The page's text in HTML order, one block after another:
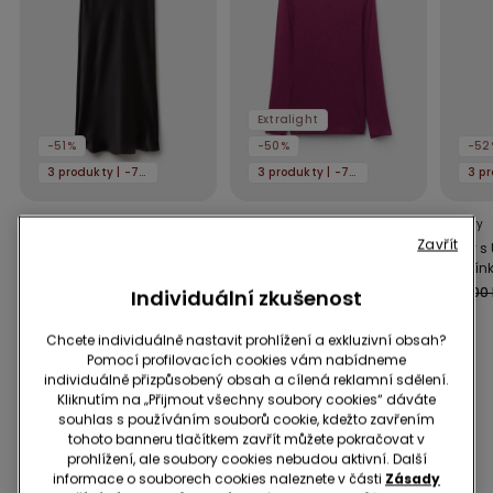
-51%
3 produkty | -70%
Extralight
-50%
3 produkty | -70%
merino vlny
399,00 Kč 199,00 Kč
-
3 Barvy
Body s
349,00
Mohlo by se líbit také
Individuální zkušenost
Chcete individuálně nastavit prohlížení a exkluzivní obsah?
Pomocí profilovacích cookies vám nabídneme
individuálně přizpůsobený obsah a cílená reklamní sdělení.
Kliknutím na „Přijmout všechny soubory cookies“ dáváte
souhlas s používáním souborů cookie, kdežto zavřením
tohoto banneru tlačítkem zavřít můžete pokračovat v
prohlížení, ale soubory cookies nebudou aktivní. Další
informace o souborech cookies naleznete v části Zásady
Zavřít